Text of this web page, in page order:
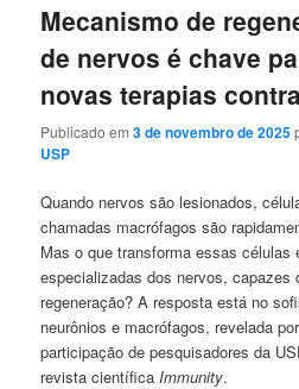
Mecanismo de
de nervos é chave
novas terapias
Publicado em3 de novembro de 2025
USP
Quando nervos são lesionados,
chamadas macrófagos são
Mas o que transforma essas células
especializadas dos nervos, capazes
regeneração? A resposta está no
neurônios e macrófagos, revelada
participação de pesquisadores da
revista científica Immunity.